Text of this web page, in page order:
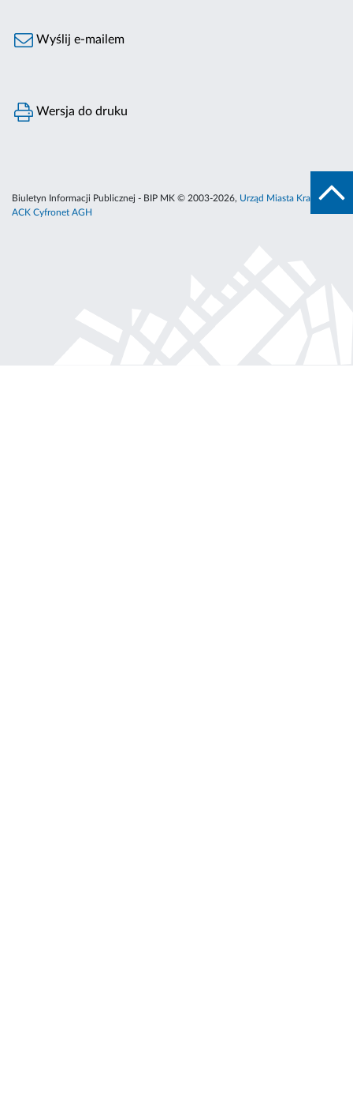
Wyślij e-mailem
Wersja do druku
Biuletyn Informacji Publicznej - BIP MK © 2003-2026, Urząd Miasta Krakowa
ACK Cyfronet AGH